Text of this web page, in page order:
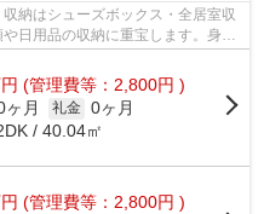
納はシューズボックス・全居室収
日用品の収納に重宝します。身支
円 (管理費等：2,800円 )
ヶ月 礼金 0ヶ月
/ 40.04㎡
円 (管理費等：2,800円 )